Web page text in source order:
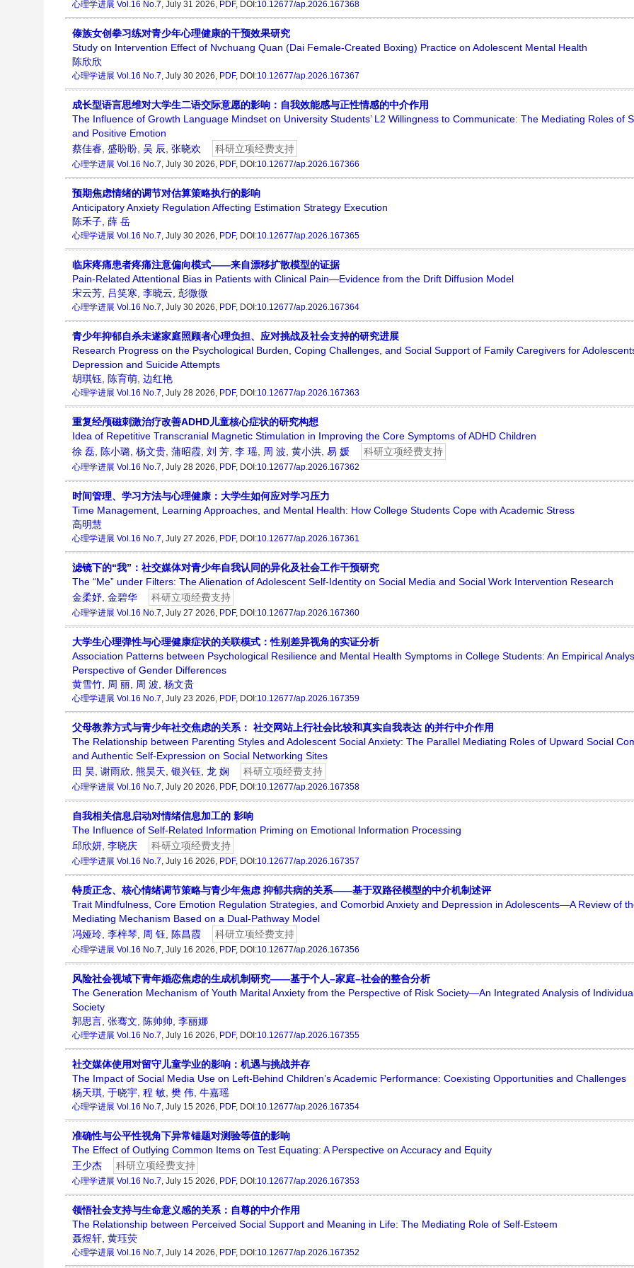
心理学进展 Vol.16 No.7, July 31 2026, PDF, DOI:10.12677/ap.2026.167368
傣族女创拳习练对青少年心理健康的干预效果研究
Study on Intervention Effect of Nvchuang Quan (Dai Female-Created Boxing) Practice on Adolescent Mental Health
陈欣欣
心理学进展 Vol.16 No.7, July 30 2026, PDF, DOI:10.12677/ap.2026.167367
成长型语言思维对大学生二语交际意愿的影响：自我效能感与正性情感的中介作用
The Influence of Growth Language Mindset on University Students’ L2 Willingness to Communicate: The Mediating Roles of
and Positive Emotion
蔡佳睿 盛盼盼 吴 辰 张晓欢 科研立项经费支持
心理学进展 Vol.16 No.7, July 30 2026, PDF, DOI:10.12677/ap.2026.167366
预期焦虑情绪的调节对估算策略执行的影响
Anticipatory Anxiety Regulation Affecting Estimation Strategy Execution
陈禾子 薛 岳
心理学进展 Vol.16 No.7, July 30 2026, PDF, DOI:10.12677/ap.2026.167365
临床疼痛患者疼痛注意偏向模式——来自漂移扩散模型的证据
Pain-Related Attentional Bias in Patients with Clinical Pain—Evidence from the Drift Diffusion Model
宋云芳
吕笑寒 李晓云 彭微微
心理学进展 Vol.16 No.7, July 30 2026, PDF, DOI:10.12677/ap.2026.167364
青少年抑郁自杀未遂家庭照顾者心理负担、应对挑战及社会支持的研究进展
Research Progress on the Psychological Burden, Coping Challenges, and Social Support of Family Caregivers for
Depression and Suicide Attempts
胡琪钰
陈育萌 边红艳
心理学进展 Vol.16 No.7, July 28 2026, PDF, DOI:10.12677/ap.2026.167363
重复经颅磁刺激治疗改善ADHD儿童核心症状的研究构想
Idea of Repetitive Transcranial Magnetic Stimulation in Improving the Core Symptoms of ADHD Children
徐 磊
陈小璐 杨文贵 蒲昭霞 刘 芳 李 瑶 周 波 黄小洪 易 媛 科研立项经费支持
心理学进展 Vol.16 No.7, July 28 2026, PDF, DOI:10.12677/ap.2026.167362
时间管理、学习方法与心理健康：大学生如何应对学习压力
Time Management, Learning Approaches, and Mental Health: How College Students Cope with Academic Stress
高明慧
心理学进展 Vol.16 No.7, July 27 2026, PDF, DOI:10.12677/ap.2026.167361
滤镜下的“我”：社交媒体对青少年自我认同的异化及社会工作干预研究
The “Me” under Filters: The Alienation of Adolescent Self-Identity on Social Media and Social Work Intervention Research
金柔妤 金碧华 科研立项经费支持
心理学进展 Vol.16 No.7, July 27 2026, PDF, DOI:10.12677/ap.2026.167360
大学生心理弹性与心理健康症状的关联模式：性别差异视角的实证分析
Association Patterns between Psychological Resilience and Mental Health Symptoms in College Students: An Empirical
Perspective of Gender Differences
黄雪竹
周 丽 周 波 杨文贵
心理学进展 Vol.16 No.7, July 23 2026, PDF, DOI:10.12677/ap.2026.167359
父母教养方式与青少年社交焦虑的关系： 社交网站上行社会比较和真实自我表达 的并行中介作用
The Relationship between Parenting Styles and Adolescent Social Anxiety: The Parallel Mediating Roles of Upward Social
and Authentic Self-Expression on Social Networking Sites
田 昊 谢雨欣 熊昊天 银兴钰 龙 娴 科研立项经费支持
心理学进展 Vol.16 No.7, July 20 2026, PDF, DOI:10.12677/ap.2026.167358
自我相关信息启动对情绪信息加工的 影响
The Influence of Self-Related Information Priming on Emotional Information Processing
邱欣妍 李晓庆 科研立项经费支持
心理学进展 Vol.16 No.7, July 16 2026, PDF, DOI:10.12677/ap.2026.167357
特质正念、核心情绪调节策略与青少年焦虑 抑郁共病的关系——基于双路径模型的中介机制述评
Trait Mindfulness, Core Emotion Regulation Strategies, and Comorbid Anxiety and Depression in Adolescents—A Review of
Mediating Mechanism Based on a Dual-Pathway Model
冯娅玲 李梓琴 周 钰 陈昌霞 科研立项经费支持
心理学进展 Vol.16 No.7, July 16 2026, PDF, DOI:10.12677/ap.2026.167356
风险社会视域下青年婚恋焦虑的生成机制研究——基于个人–家庭–社会的整合分析
The Generation Mechanism of Youth Marital Anxiety from the Perspective of Risk Society—An Integrated Analysis of
Society
郭思言 张骞文 陈帅帅 李丽娜
心理学进展 Vol.16 No.7, July 16 2026, PDF, DOI:10.12677/ap.2026.167355
社交媒体使用对留守儿童学业的影响：机遇与挑战并存
The Impact of Social Media Use on Left-Behind Children’s Academic Performance: Coexisting Opportunities and Challenges
杨天琪 于晓宇 程 敏 樊 伟 牛嘉瑶
心理学进展 Vol.16 No.7, July 15 2026, PDF, DOI:10.12677/ap.2026.167354
准确性与公平性视角下异常锚题对测验等值的影响
The Effect of Outlying Common Items on Test Equating: A Perspective on Accuracy and Equity
王少杰
科研立项经费支持
心理学进展 Vol.16 No.7, July 15 2026, PDF, DOI:10.12677/ap.2026.167353
领悟社会支持与生命意义感的关系：自尊的中介作用
The Relationship between Perceived Social Support and Meaning in Life: The Mediating Role of Self-Esteem
聂煜轩 黄珏荧
心理学进展 Vol.16 No.7, July 14 2026, PDF, DOI:10.12677/ap.2026.167352